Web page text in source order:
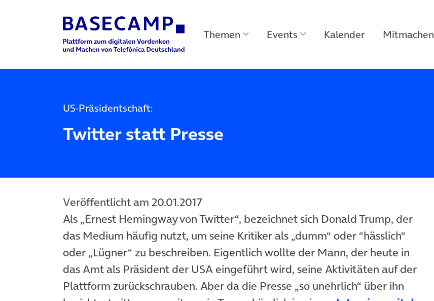
Main Navigation Themen Events Kalender Mitmachen
US-Präsidentschaft:
Twitter statt Presse
Veröffentlicht am 20.01.2017
Als „Ernest Hemingway von Twitter“, bezeichnet sich Donald Trump, der
das Medium häufig nutzt, um seine Kritiker als „dumm“ oder “hässlich“
oder „Lügner“ zu beschreiben. Eigentlich wollte der Mann, der heute in
das Amt als Präsident der USA eingeführt wird, seine Aktivitäten auf der
Plattform zurückschrauben. Aber da die Presse „so unehrlich“ über ihn